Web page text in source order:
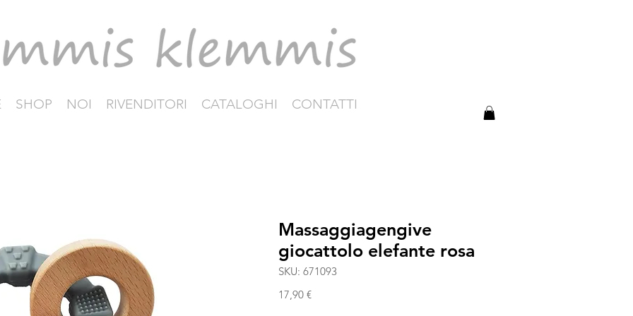
SHOP NOI RIVENDITORI CATALOGHI CONTATTI
Massaggiagengive
giocattolo elefante rosa
SKU: 671093
17,90 €Prezzo